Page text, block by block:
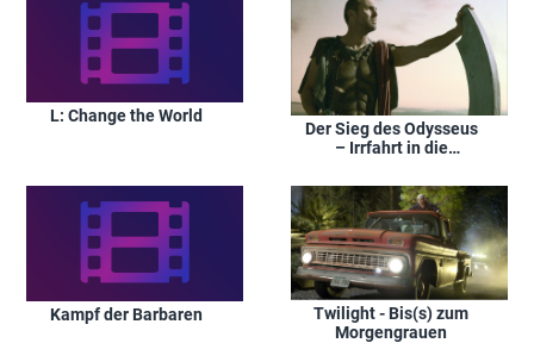
L: Change the World
Der Sieg des Odysseus
– Irrfahrt in die
Kampf der Barbaren
Twilight - Bis(s) zum
Morgengrauen